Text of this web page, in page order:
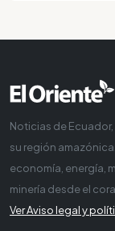
Noticias de
su región
economía, energía,
minería desde el
Ver Aviso legal y